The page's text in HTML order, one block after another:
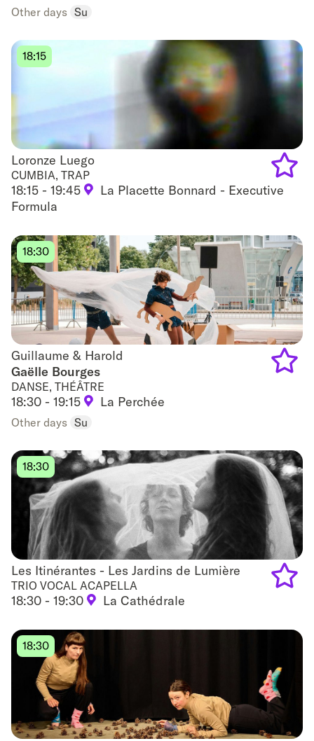
Other days Su
Loronze Luego
Loronze Luego
CUMBIA, TRAP
18:15 - 19:45
La Placette Bonnard - Executive
Formula
18:15
Add
Guillaume & Harold
Guillaume & Harold
Gaëlle Bourges
DANSE, THÉÂTRE
18:30 - 19:15 La Perchée
18:30
Other days Su
Les Itinérantes - Les Jardins de Lumière
Les Itinérantes - Les Jardins de Lumière
TRIO VOCAL ACAPELLA
18:30 - 19:30 La Cathédrale
18:30
to
18:30